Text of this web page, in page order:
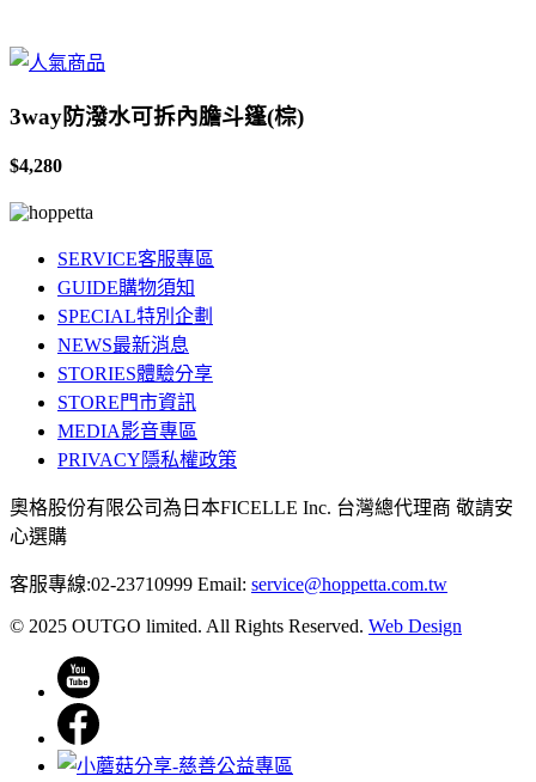
3way防潑水可拆內膽斗篷(棕)
$4,280
SERVICE客服專區
GUIDE購物須知
SPECIAL特別企劃
NEWS最新消息
STORIES體驗分享
STORE門市資訊
MEDIA影音專區
PRIVACY隱私權政策
奧格股份有限公司為日本FICELLE Inc. 台灣總代理商 敬請安
心選購
客服專線:02-23710999 Email: service@hoppetta.com.tw
© 2025 OUTGO limited. All Rights Reserved. Web Design